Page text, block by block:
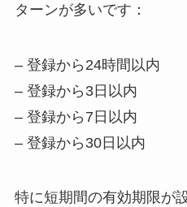
ターンが多いです：
– 登録から24時間以内
– 登録から3日以内
– 登録から7日以内
– 登録から30日以内
特に短期間の有効期限が